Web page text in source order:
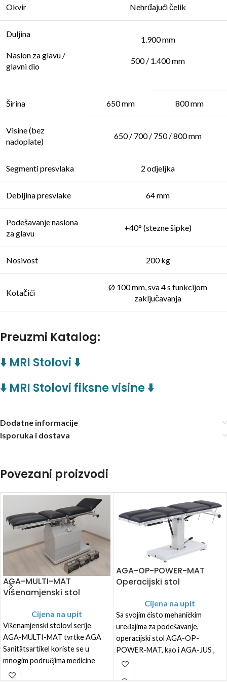
Okvir Nehrđajući čelik
Duljina
Naslon za glavu /
glavni dio
1.900 mm
500 / 1.400 mm
Širina 650 mm 800 mm
Visine (bez
nadoplate)
650 / 700 / 750 / 800 mm
Segmenti presvlaka 2 odjeljka
Debljina presvlake 64 mm
Podešavanje naslona
za glavu
+40° (stezne šipke)
Nosivost 200 kg
Kotačići
Ø 100 mm, sva 4 s funkcijom
zaključavanja
Preuzmi Katalog:
⬇️ MRI Stolovi ⬇️
⬇️ MRI Stolovi fiksne visine ⬇️
Dodatne informacije
Isporuka i dostava
Povezani proizvodi
AGA-MULTI-MAT
Višenamjenski stol
Cijena na upit
Višenamjenski stolovi serije
AGA-MULTI-MAT tvrtke AGA
Sanitätsartikel koriste se u
mnogim područjima medicine
zahvaljujući opsežnim
AGA-OP-POWER-MAT
Operacijski stol
Cijena na upit
Sa svojim čisto mehaničkim
uređajima za podešavanje,
operacijski stol AGA-OP-
POWER-MAT, kao i AGA-JUS ,
može raditi neovisno o izvoru